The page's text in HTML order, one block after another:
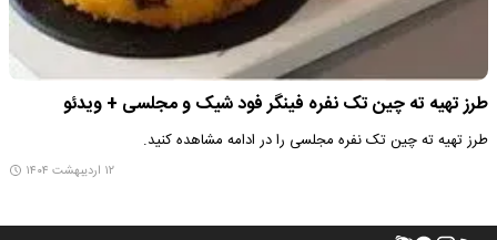
طرز تهیه ته چین تک نفره فینگر فود شیک و مجلسی + ویدئو
طرز تهیه ته چین تک نفره مجلسی را در ادامه مشاهده کنید.
۱۲ اردیبهشت ۱۴۰۴